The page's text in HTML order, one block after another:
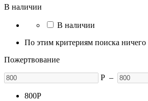
В наличии
В наличии
По этим критериям поиска ничего
Пожертвование
Р –
800Р